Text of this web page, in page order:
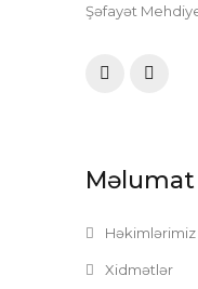
Şəfayət
Məlumat
Həkimlərimiz
Xidmətlər